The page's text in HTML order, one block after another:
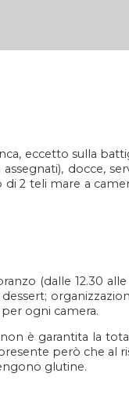
eccetto sulla
docce,
2 teli mare a
(dalle 12.30
per ogni camera.
è garantita la
però che al
glutine.